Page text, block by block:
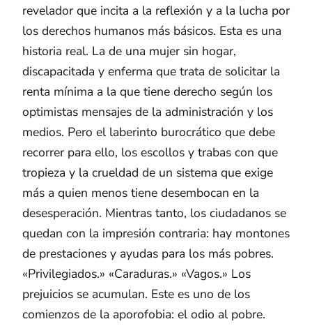
revelador que incita a la reflexión y a la lucha por
los derechos humanos más básicos. Esta es una
historia real. La de una mujer sin hogar,
discapacitada y enferma que trata de solicitar la
renta mínima a la que tiene derecho según los
optimistas mensajes de la administración y los
medios. Pero el laberinto burocrático que debe
recorrer para ello, los escollos y trabas con que
tropieza y la crueldad de un sistema que exige
más a quien menos tiene desembocan en la
desesperación. Mientras tanto, los ciudadanos se
quedan con la impresión contraria: hay montones
de prestaciones y ayudas para los más pobres.
«Privilegiados.» «Caraduras.» «Vagos.» Los
prejuicios se acumulan. Este es uno de los
comienzos de la aporofobia: el odio al pobre.